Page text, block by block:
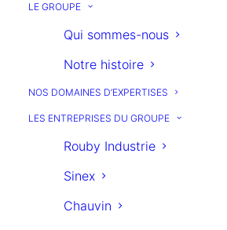
LE GROUPE
Qui sommes-nous
Notre histoire
NOS DOMAINES D’EXPERTISES
LES ENTREPRISES DU GROUPE
Rouby Industrie
Sinex
Chauvin
LE
JOURNAL
dugroupe